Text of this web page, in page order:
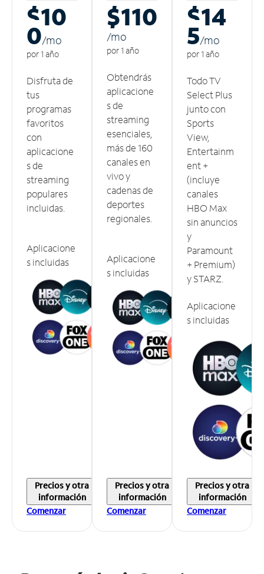
$10
0/mo
por 1 año
Disfruta de
tus
programas
favoritos
con
aplicacione
s de
streaming
populares
incluidas.
Aplicacione
s incluidas
Precios y otra
información
Comenzar
$110
/mo
por 1 año
Obtendrás
aplicacione
s de
streaming
esenciales,
más de 160
canales en
vivo y
cadenas de
deportes
regionales.
Aplicacione
s incluidas
Precios y otra
información
Comenzar
$14
5/mo
por 1 año
Todo TV
Select Plus
junto con
Sports
View,
Entertainm
ent +
(incluye
canales
HBO Max
sin anuncios
y
Paramount
+ Premium)
y STARZ.
Aplicacione
s incluidas
Precios y otra
información
Comenzar